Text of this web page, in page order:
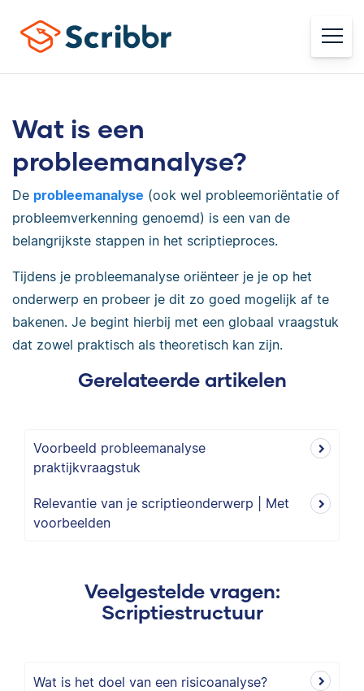
Wat is een
probleemanalyse?
De probleemanalyse (ook wel probleemoriëntatie of
probleemverkenning genoemd) is een van de
belangrijkste stappen in het scriptieproces.
Tijdens je probleemanalyse oriënteer je je op het
onderwerp en probeer je dit zo goed mogelijk af te
bakenen. Je begint hierbij met een globaal vraagstuk
dat zowel praktisch als theoretisch kan zijn.
Gerelateerde artikelen
Voorbeeld probleemanalyse
praktijkvraagstuk
Relevantie van je scriptieonderwerp | Met
voorbeelden
Veelgestelde vragen:
Scriptiestructuur
Wat is het doel van een risicoanalyse?